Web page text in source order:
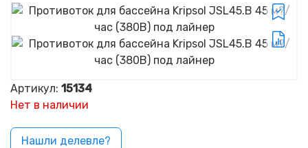
Артикул: 15134
Нет в наличии
Нашли делевле?